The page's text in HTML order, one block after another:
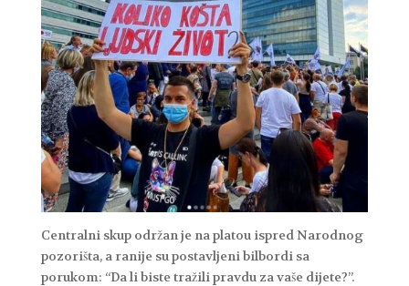
Centralni skup održan je na platou ispred Narodnog
pozorišta, a ranije su postavljeni bilbordi sa
porukom: “Da li biste tražili pravdu za vaše dijete?”.